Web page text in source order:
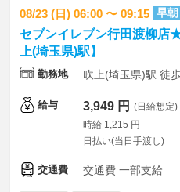
08/23 (日) 06:00 〜 09:15 早朝
セブンイレブン行田渡柳店
上(埼玉県)駅】
勤務地 吹上(埼玉県)駅 徒
給与 3,949 円 (日給想定)
時給 1,215 円
日払い(当日手渡し)
交通費 交通費 一部支給